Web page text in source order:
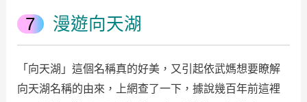
漫遊向天湖
「向天湖」這個名稱真的好美，又引起依武媽想要瞭解
向天湖名稱的由來，上網查了一下，據說幾百年前這裡